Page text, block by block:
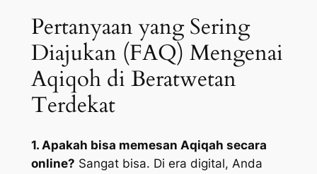
Pertanyaan yang Sering
Diajukan (FAQ) Mengenai
Aqiqoh di Beratwetan
Terdekat
1. Apakah bisa memesan Aqiqah secara
online? Sangat bisa. Di era digital, Anda